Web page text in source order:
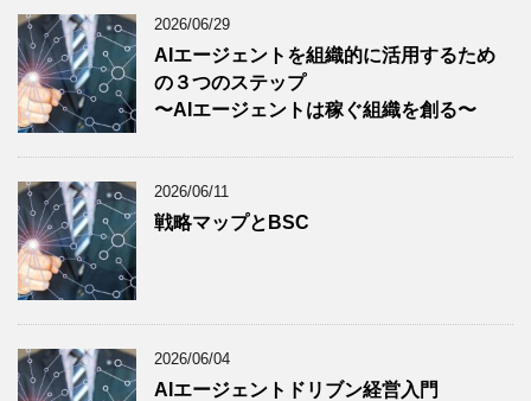
2026/06/29
AIエージェントを組織的に活用するため
の３つのステップ
〜AIエージェントは稼ぐ組織を創る〜
2026/06/11
戦略マップとBSC
2026/06/04
AIエージェントドリブン経営入門